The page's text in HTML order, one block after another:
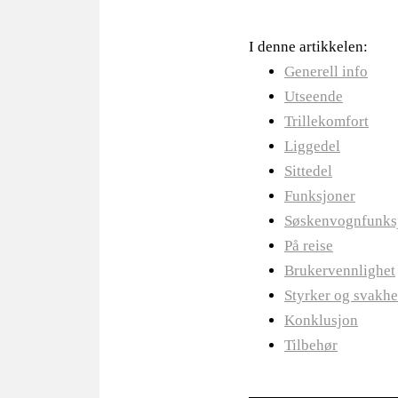
I denne artikkelen:
Generell info
Utseende
Trillekomfort
Liggedel
Sittedel
Funksjoner
På reise
Brukervennlighet
Styrker og
Konklusjon
Tilbehør